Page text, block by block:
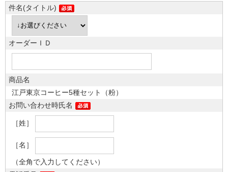
件名(タイトル)
オーダーＩＤ
商品名
江戸東京コーヒー5種セット（粉）
お問い合わせ時氏名
［姓］
［名］
（全角で入力してください）